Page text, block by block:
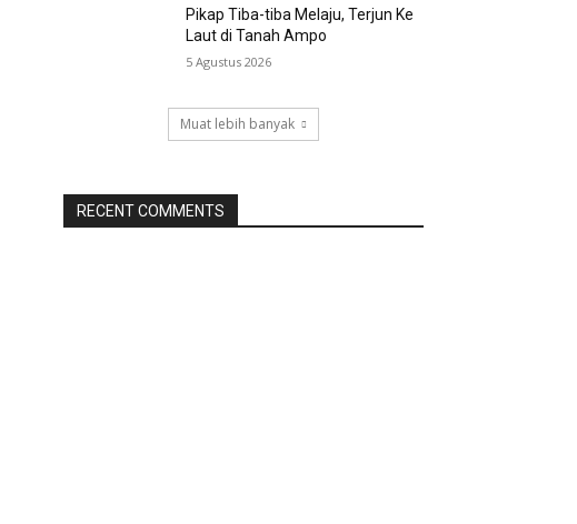
Pikap Tiba-tiba Melaju, Terjun Ke
Laut di Tanah Ampo
5 Agustus 2026
Muat lebih banyak
RECENT COMMENTS